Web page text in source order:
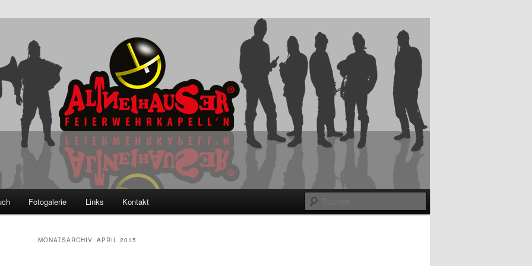
Feierwehrkapell'n
Fotogalerie Links Kontakt
MONATSARCHIV: APRIL 2015